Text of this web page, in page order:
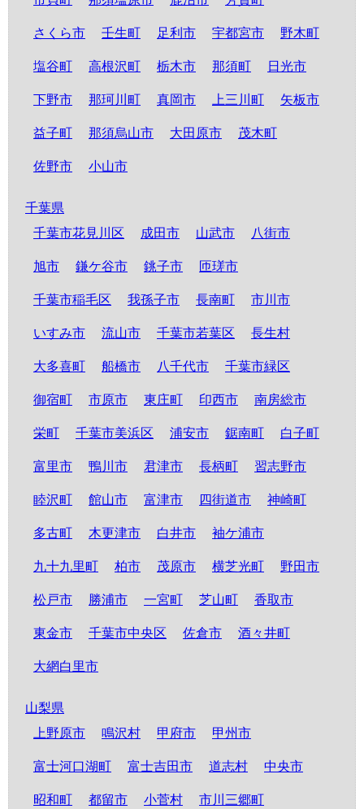
さくら市 壬生町 足利市 宇都宮市 野木町
塩谷町 高根沢町 栃木市 那須町 日光市
下野市 那珂川町 真岡市 上三川町 矢板市
益子町 那須烏山市 大田原市 茂木町
佐野市 小山市
千葉県
千葉市花見川区
成田市 山武市 八街市
旭市 鎌ケ谷市 銚子市 匝瑳市
千葉市稲毛区 我孫子市 長南町 市川市
いすみ市 流山市 千葉市若葉区 長生村
大多喜町 船橋市 八千代市 千葉市緑区
御宿町 市原市 東庄町 印西市 南房総市
栄町 千葉市美浜区 浦安市 鋸南町 白子町
富里市 鴨川市 君津市 長柄町 習志野市
睦沢町 館山市 富津市 四街道市 神崎町
多古町 木更津市 白井市 袖ケ浦市
九十九里町 柏市 茂原市 横芝光町 野田市
松戸市 勝浦市 一宮町 芝山町 香取市
東金市 千葉市中央区 佐倉市 酒々井町
大網白里市
山梨県
上野原市
鳴沢村 甲府市 甲州市
富士河口湖町 富士吉田市 道志村 中央市
昭和町 都留市 小菅村 市川三郷町